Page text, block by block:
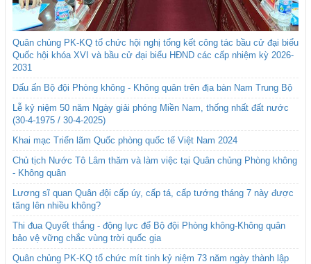
Quân chủng PK-KQ tổ chức hội nghị tổng kết công tác bầu cử đại biểu
Quốc hội khóa XVI và bầu cử đại biểu HĐND các cấp nhiệm kỳ 2026-
2031
Dấu ấn Bộ đội Phòng không - Không quân trên địa bàn Nam Trung Bộ
Lễ kỷ niệm 50 năm Ngày giải phóng Miền Nam, thống nhất đất nước
(30-4-1975 / 30-4-2025)
Khai mạc Triển lãm Quốc phòng quốc tế Việt Nam 2024
Chủ tịch Nước Tô Lâm thăm và làm việc tại Quân chủng Phòng không
- Không quân
Lương sĩ quan Quân đội cấp úy, cấp tá, cấp tướng tháng 7 này được
tăng lên nhiều không?
Thi đua Quyết thắng - động lực để Bộ đội Phòng không-Không quân
bảo vệ vững chắc vùng trời quốc gia
Quân chủng PK-KQ tổ chức mít tinh kỷ niệm 73 năm ngày thành lập